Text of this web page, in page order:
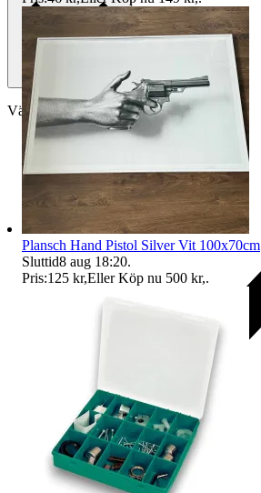
Välj till köparskydd
Plansch Hand Pistol Silver Vit 100x70cm
Sluttid8 aug 18:20.
Pris:125 kr,Eller Köp nu 500 kr,.